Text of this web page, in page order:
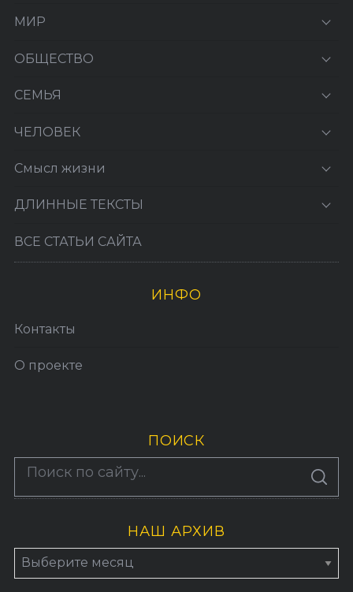
МИР
ОБЩЕСТВО
СЕМЬЯ
ЧЕЛОВЕК
Смысл жизни
ДЛИННЫЕ ТЕКСТЫ
ВСЕ СТАТЬИ САЙТА
ИНФО
Контакты
О проекте
ПОИСК
S
A
По авторам
НАШ АРХИВ